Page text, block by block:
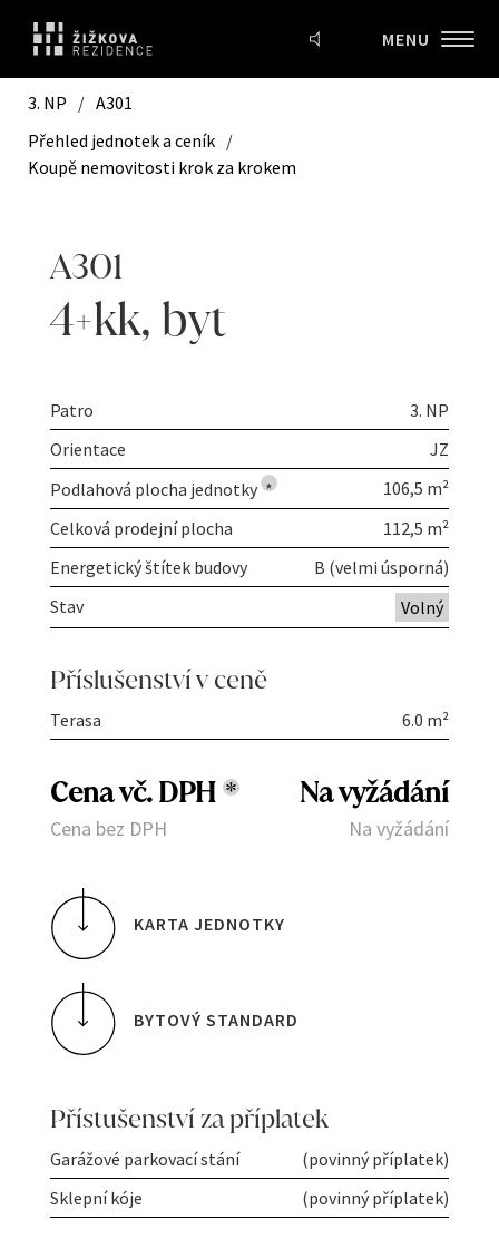
MENU
3. NP / A301
Přehled jednotek a ceník /
Koupě nemovitosti krok za krokem
A301
4+kk, byt
Patro
3. NP
Orientace
JZ
Podlahová plocha jednotky *
106,5 m²
Celková prodejní plocha
112,5 m²
Energetický štítek budovy
B (velmi úsporná)
Stav
Volný
Příslušenství v ceně
Terasa 6.0 m²
Cena vč. DPH * Na vyžádání
Cena bez DPH Na vyžádání
KARTA JEDNOTKY
BYTOVÝ STANDARD
Přístušenství za příplatek
Garážové parkovací stání
(povinný příplatek)
Sklepní kóje
(povinný příplatek)